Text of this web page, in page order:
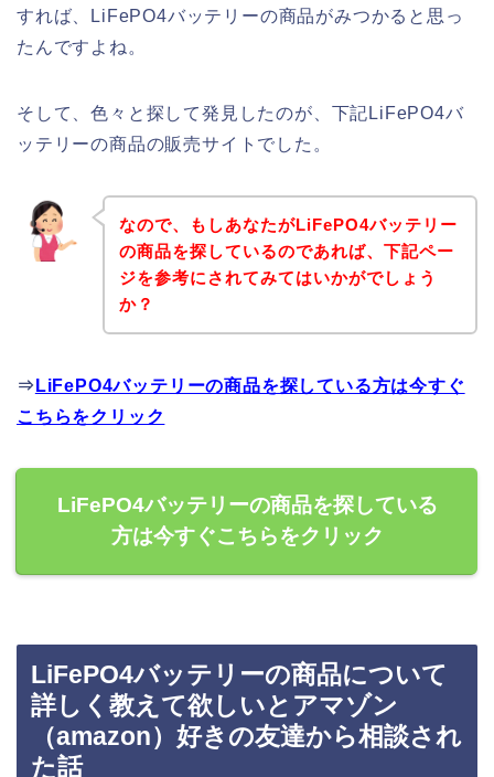
すれば、LiFePO4バッテリーの商品がみつかると思っ
たんですよね。
そして、色々と探して発見したのが、下記LiFePO4バ
ッテリーの商品の販売サイトでした。
なので、もしあなたがLiFePO4バッテリー
の商品を探しているのであれば、下記ペー
ジを参考にされてみてはいかがでしょう
か？
⇒ LiFePO4バッテリーの商品を探している方は今すぐ
こちらをクリック
LiFePO4バッテリーの商品を探している
方は今すぐこちらをクリック
LiFePO4バッテリーの商品について
詳しく教えて欲しいとアマゾン
（amazon）好きの友達から相談され
た話